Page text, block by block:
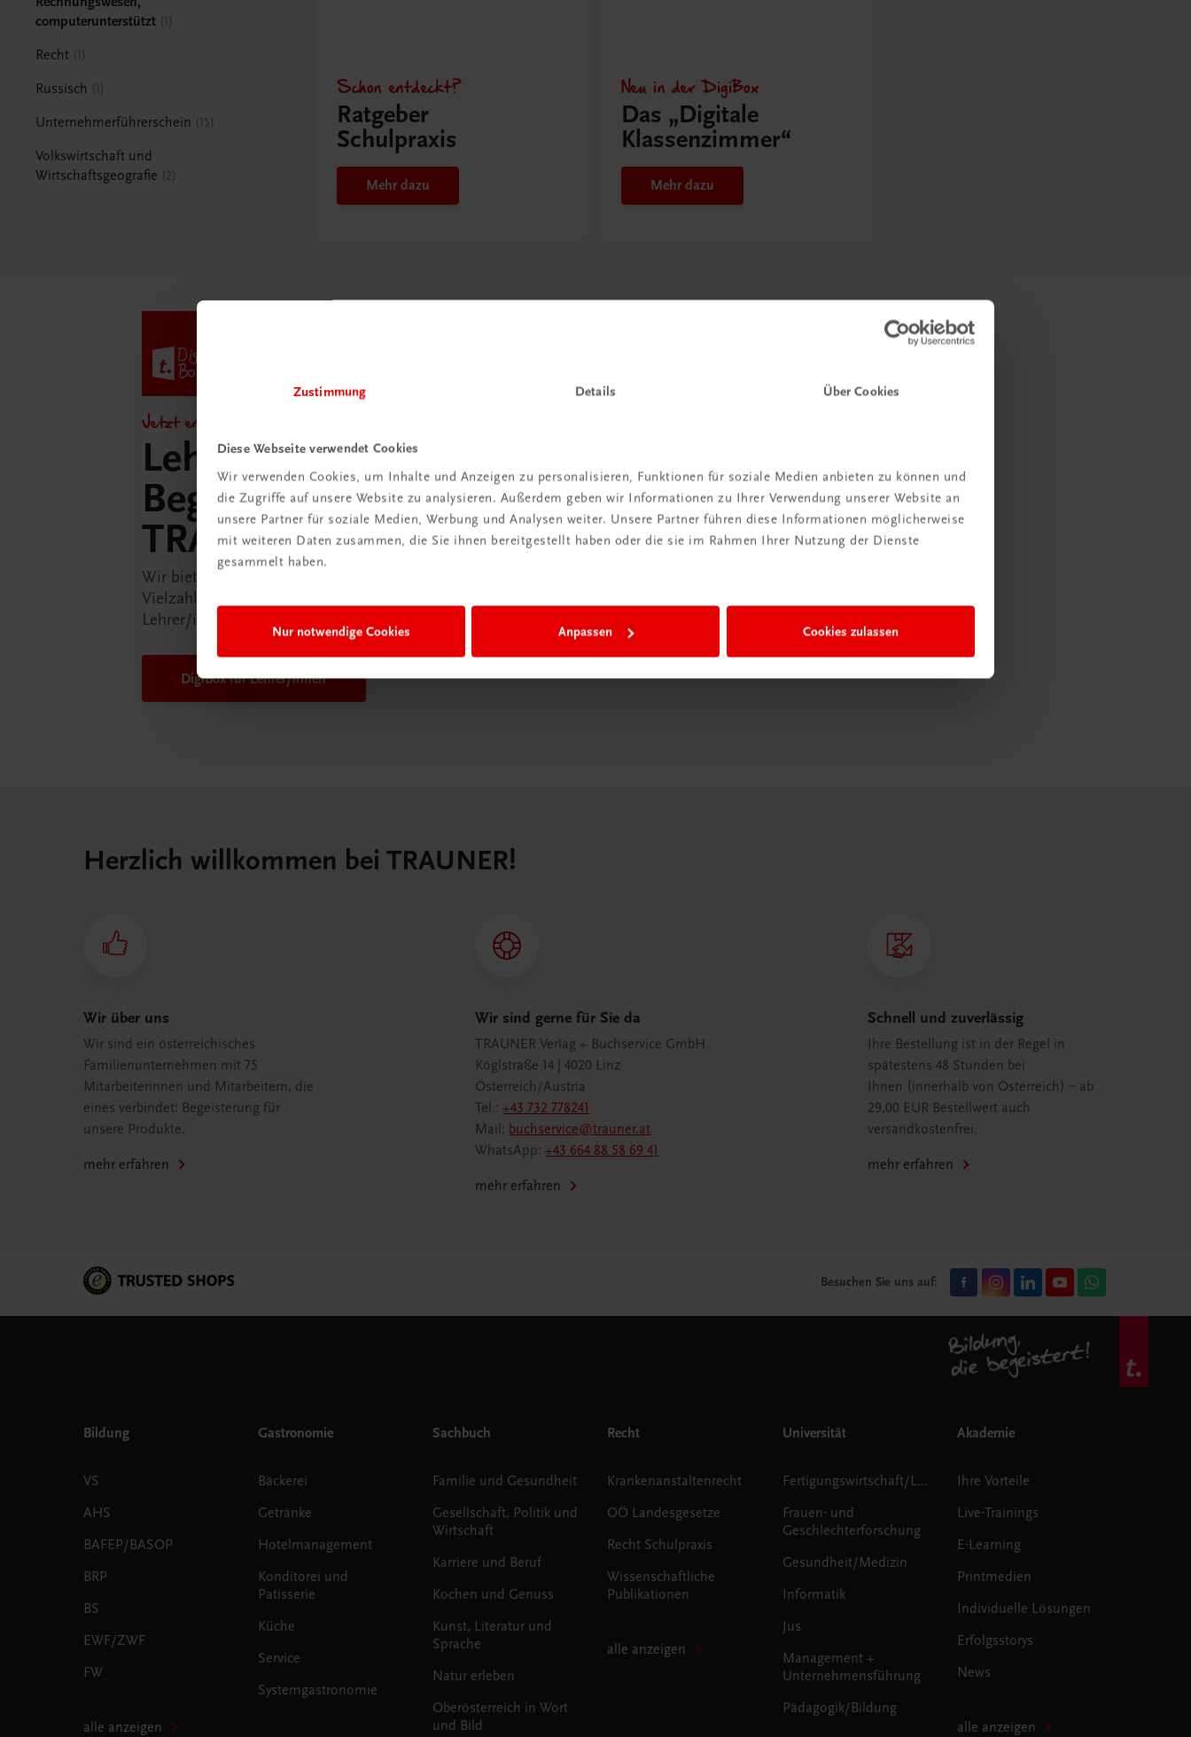
Zustimmung Details Über Cookies
Diese Webseite verwendet Cookies
Wir verwenden Cookies, um Inhalte und Anzeigen zu personalisieren, Funktionen für soziale Medien anbieten zu können und
die Zugriffe auf unsere Website zu analysieren. Außerdem geben wir Informationen zu Ihrer Verwendung unserer Website an
unsere Partner für soziale Medien, Werbung und Analysen weiter. Unsere Partner führen diese Informationen möglicherweise
mit weiteren Daten zusammen, die Sie ihnen bereitgestellt haben oder die sie im Rahmen Ihrer Nutzung der Dienste
gesammelt haben.
Nur notwendige Cookies Anpassen Cookies zulassen
computerunterstützt 1
Recht 1
Russisch 1
Unternehmerführerschein 15
Volkswirtschaft und
Wirtschaftsgeografie
2
Schon entdeckt?
Ratgeber
Schulpraxis
Mehr dazu
Neu in der DigiBox
Das „Digitale
Klassenzimmer“
Mehr dazu
Jetzt entdecken!
Lehrer/innen-
Begleitpakete in der
TRAUNER-DigiBox
Wir bieten Ihnen in der TRAUNER-DigiBox eine
Vielzahl an Services an, die Ihr Leben als
Lehrer/in ein Stück einfacher machen.
DigiBox für Lehrer/innen
Herzlich willkommen bei TRAUNER!
Wir über uns
Wir sind ein österreichisches
Familienunternehmen mit 75
Mitarbeiterinnen und Mitarbeitern, die
eines verbindet: Begeisterung für
unsere Produkte.
mehr erfahren
Wir sind gerne für Sie da
TRAUNER Verlag + Buchservice GmbH
Köglstraße 14 | 4020 Linz
Österreich/Austria
Tel.:+43 732 778241
Mail: buchservice@trauner.at
WhatsApp:+43 664 88 58 69 41
mehr erfahren
Schnell und zuverlässig
Ihre Bestellung ist in der Regel in
spätestens 48 Stunden bei
Ihnen (innerhalb von Österreich) – ab
29,00 EUR Bestellwert auch
versandkostenfrei.
mehr erfahren
Besuchen Sie uns auf:
Bildung
VS
AHS
BAFEP/BASOP
BRP
BS
EWF/ZWF
FW
alle anzeigen
Gastronomie
Bäckerei
Getränke
Hotelmanagement
Konditorei und
Patisserie
Küche
Service
Systemgastronomie
Sachbuch
Familie und Gesundheit
Gesellschaft, Politik und
Wirtschaft
Karriere und Beruf
Kochen und Genuss
Kunst, Literatur und
Sprache
Natur erleben
Oberösterreich in Wort
und Bild
Recht
Krankenanstaltenrecht
OÖ Landesgesetze
Recht Schulpraxis
Wissenschaftliche
Publikationen
alle anzeigen
Universität
Fertigungswirtschaft/Logistik
Frauen- und
Geschlechterforschung
Gesundheit/Medizin
Informatik
Jus
Management +
Unternehmensführung
Pädagogik/Bildung
Akademie
Ihre Vorteile
Live-Trainings
E-Learning
Printmedien
Individuelle Lösungen
Erfolgsstorys
News
alle anzeigen